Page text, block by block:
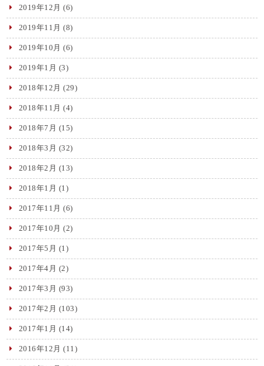
2019年12月 (6)
2019年11月 (8)
2019年10月 (6)
2019年1月 (3)
2018年12月 (29)
2018年11月 (4)
2018年7月 (15)
2018年3月 (32)
2018年2月 (13)
2018年1月 (1)
2017年11月 (6)
2017年10月 (2)
2017年5月 (1)
2017年4月 (2)
2017年3月 (93)
2017年2月 (103)
2017年1月 (14)
2016年12月 (11)